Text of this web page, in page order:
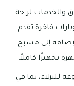
والخدمات لراحة
فاخرة تقدم
إلى مسبح
تجهيزًا كاملاً.
للنزلاء، بما في